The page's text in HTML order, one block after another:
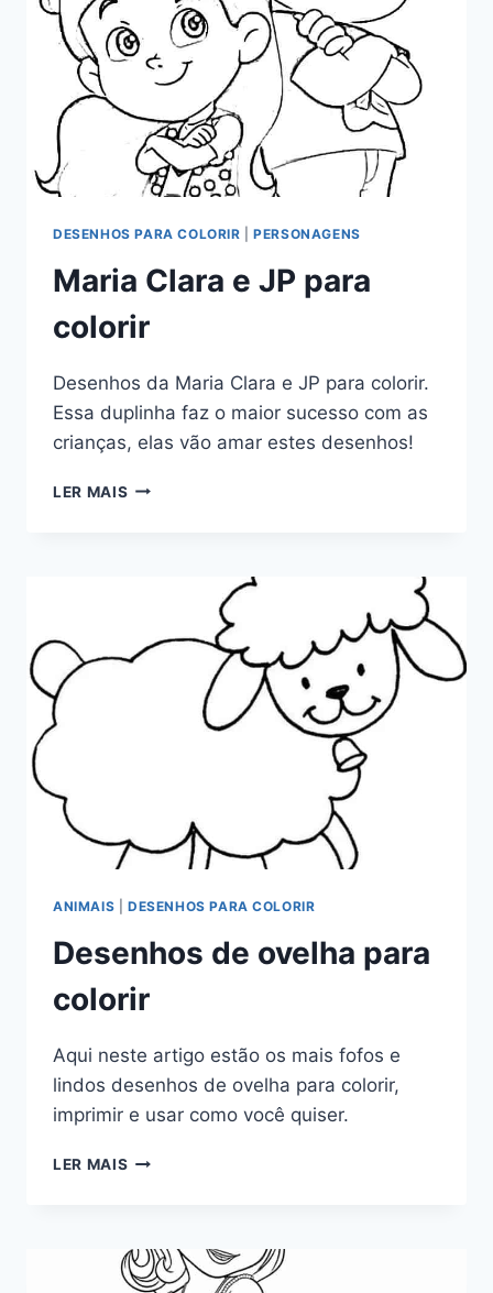
DESENHOS PARA COLORIR |PERSONAGENS
Maria Clara e JP para
colorir
Desenhos da Maria Clara e JP para colorir.
Essa duplinha faz o maior sucesso com as
crianças, elas vão amar estes desenhos!
LER MAIS MARIA
ANIMAIS DESENHOS PARA COLORIR
Desenhos de ovelha para
colorir
Aqui neste artigo estão os mais fofos e
lindos desenhos de ovelha para colorir,
imprimir e usar como você quiser.
LER MAIS DESENHOS
COLORIR